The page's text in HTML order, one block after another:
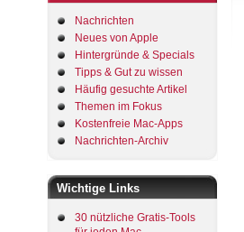
Nachrichten
Neues von Apple
Hintergründe & Specials
Tipps & Gut zu wissen
Häufig gesuchte Artikel
Themen im Fokus
Kostenfreie Mac-Apps
Nachrichten-Archiv
Wichtige Links
30 nützliche Gratis-Tools